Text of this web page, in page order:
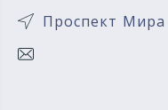
Проспект Мира